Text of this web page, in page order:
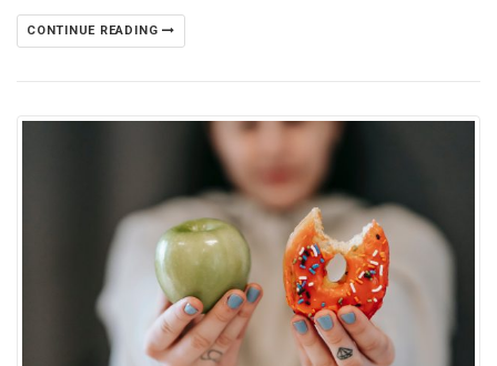
CONTINUE READING